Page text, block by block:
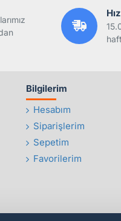
Bilgilerim
Hesabım
Siparişlerim
Sepetim
Favorilerim